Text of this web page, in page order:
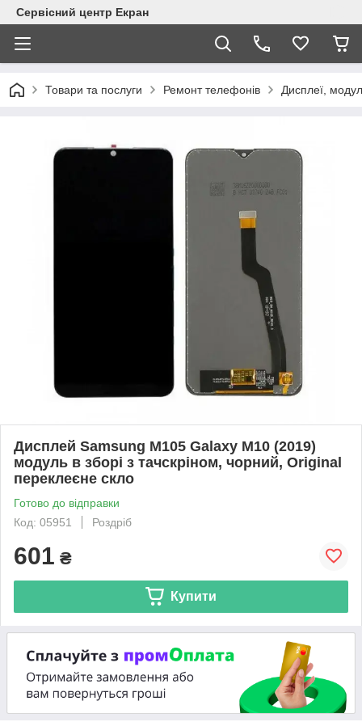
Сервісний центр Екран
Товари та послуги Ремонт телефонів Дисплеї,
Дисплей Samsung M105 Galaxy M10 (2019)
модуль в зборі з тачскріном, чорний, Original
переклеєне скло
Готово до відправки
Код: 05951
Роздріб
601 ₴
Купити